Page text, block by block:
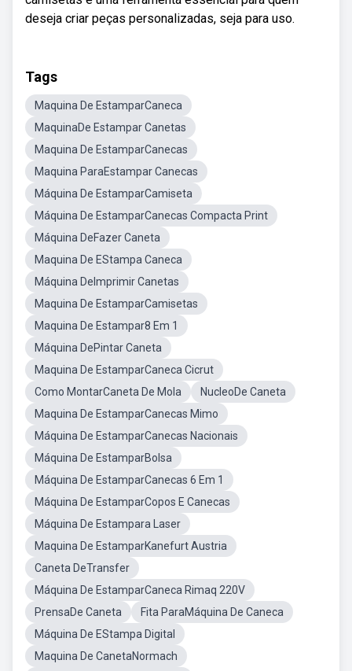
deseja criar peças personalizadas, seja para uso.
Tags
Maquina De EstamparCaneca
MaquinaDe Estampar Canetas
Maquina De EstamparCanecas
Maquina ParaEstampar Canecas
Máquina De EstamparCamiseta
Máquina De EstamparCanecas Compacta Print
Máquina DeFazer Caneta
Maquina De EStampa Caneca
Máquina DeImprimir Canetas
Maquina De EstamparCamisetas
Maquina De Estampar8 Em 1
Máquina DePintar Caneta
Maquina De EstamparCaneca Cicrut
Como MontarCaneta De Mola
NucleoDe Caneta
Maquina De EstamparCanecas Mimo
Máquina De EstamparCanecas Nacionais
Máquina De EstamparBolsa
Máquina De EstamparCanecas 6 Em 1
Máquina De EstamparCopos E Canecas
Máquina De Estampara Laser
Maquina De EstamparKanefurt Austria
Caneta DeTransfer
Máquina De EstamparCaneca Rimaq 220V
PrensaDe Caneta
Fita ParaMáquina De Caneca
Máquina De EStampa Digital
Maquina De CanetaNormach